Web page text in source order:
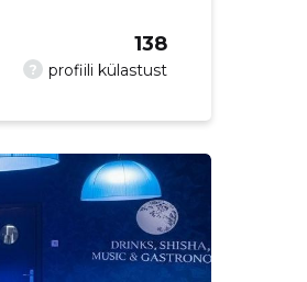
? profiili külastust
138